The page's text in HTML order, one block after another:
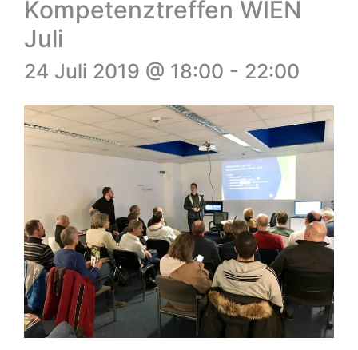
Kompetenztreffen WIEN
Juli
24 Juli 2019 @ 18:00 - 22:00